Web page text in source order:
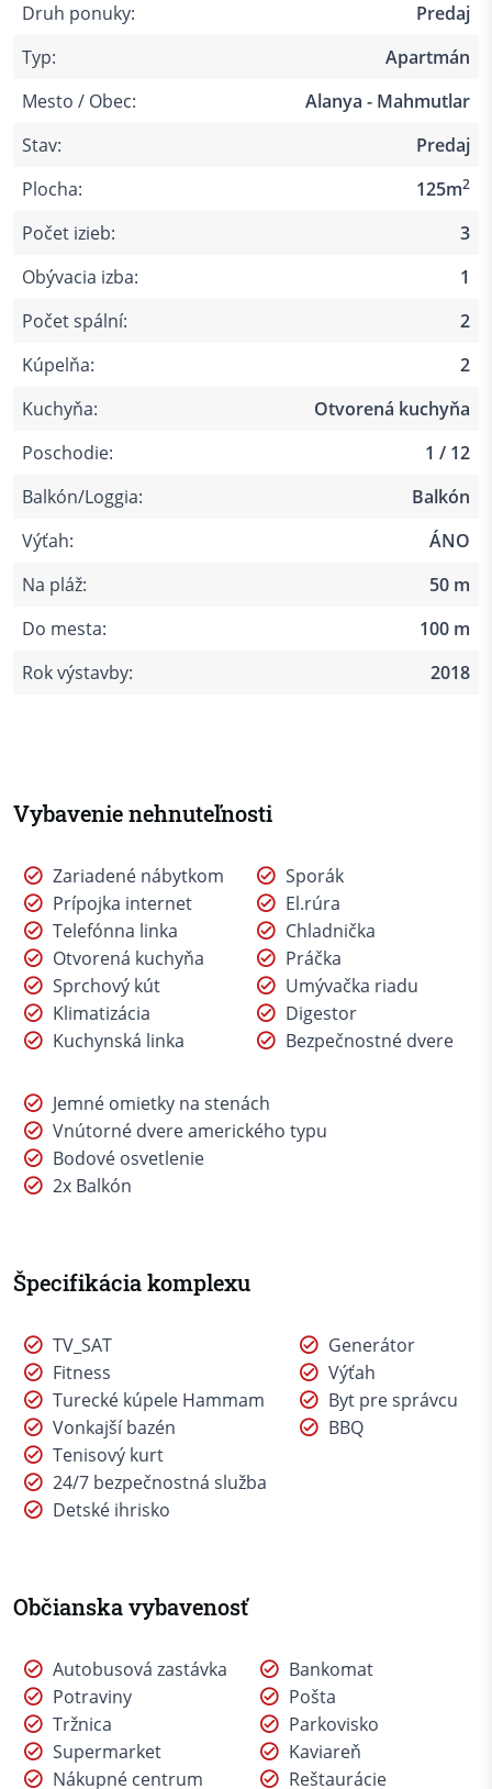
Druh ponuky:
Predaj
Typ:
Apartmán
Mesto / Obec:
Alanya - Mahmutlar
Stav:
Predaj
Plocha:
125m2
Počet izieb:
3
Obývacia izba:
1
Počet spální:
2
Kúpelňa:
2
Kuchyňa:
Otvorená kuchyňa
Poschodie:
1 / 12
Balkón/Loggia:
Balkón
Výťah:
ÁNO
Na pláž:
50 m
Do mesta:
100 m
Rok výstavby:
2018
Vybavenie nehnuteľnosti
Zariadené nábytkom
Prípojka internet
Telefónna linka
Otvorená kuchyňa
Sprchový kút
Klimatizácia
Kuchynská linka
Sporák
El.rúra
Chladnička
Práčka
Umývačka riadu
Digestor
Bezpečnostné dvere
Jemné omietky na stenách
Vnútorné dvere amerického typu
Bodové osvetlenie
2x Balkón
Špecifikácia komplexu
TV_SAT
Fitness
Turecké kúpele Hammam
Vonkajší bazén
Tenisový kurt
24/7 bezpečnostná služba
Detské ihrisko
Generátor
Výťah
Byt pre správcu
BBQ
Občianska vybavenosť
Autobusová zastávka
Potraviny
Tržnica
Supermarket
Nákupné centrum
Bankomat
Pošta
Parkovisko
Kaviareň
Reštaurácie